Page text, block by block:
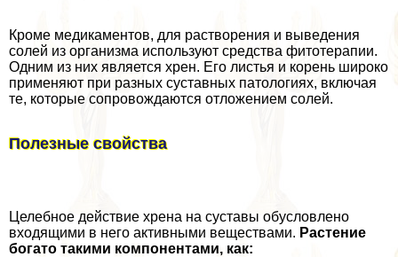
Кроме медикаментов, для растворения и выведения
солей из организма используют средства фитотерапии.
Одним из них является хрен. Его листья и корень широко
применяют при разных суставных патологиях, включая
те, которые сопровождаются отложением солей.
Полезные свойства
Целебное действие хрена на суставы обусловлено
входящими в него активными веществами. Растение
богато такими компонентами, как: